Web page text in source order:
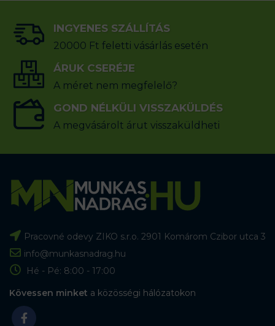
INGYENES SZÁLLÍTÁS
20000 Ft feletti vásárlás esetén
ÁRUK CSERÉJE
A méret nem megfelelő?
GOND NÉLKÜLI VISSZAKÜLDÉS
A megvásárolt árut visszaküldheti
Pracovné odevy ZIKO s.r.o. 2901 Komárom Czibor utca 3
info@munkasnadrag.hu
Hé - Pé: 8:00 - 17:00
Kövessen minket a közösségi hálózatokon